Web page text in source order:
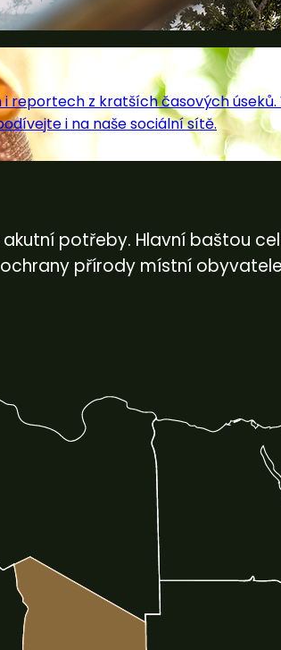
z kratších časových
i na naše sociální sítě.
potřeby. Hlavní baštou
přírody místní